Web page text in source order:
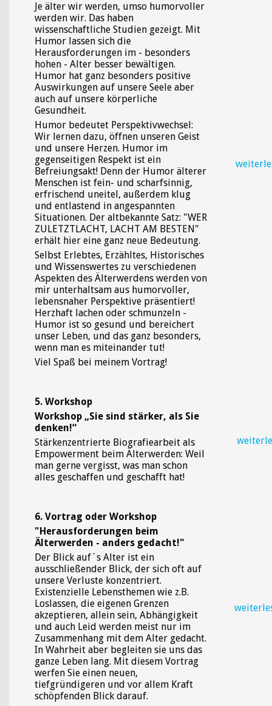
Je älter wir werden, umso humorvoller
werden wir. Das haben
wissenschaftliche Studien gezeigt. Mit
Humor lassen sich die
Herausforderungen im - besonders
hohen - Alter besser bewältigen.
Humor hat ganz besonders positive
Auswirkungen auf unsere Seele aber
auch auf unsere körperliche
Gesundheit.
Humor bedeutet Perspektivwechsel:
Wir lernen dazu, öffnen unseren Geist
und unsere Herzen. Humor im
gegenseitigen Respekt ist ein
Befreiungsakt! Denn der Humor älterer
Menschen ist fein- und scharfsinnig,
erfrischend uneitel, außerdem klug
und entlastend in angespannten
Situationen. Der altbekannte Satz: "WER
ZULETZTLACHT, LACHT AM BESTEN"
erhält hier eine ganz neue Bedeutung.
Selbst Erlebtes, Erzähltes, Historisches
und Wissenswertes zu verschiedenen
Aspekten des Älterwerdens werden von
mir unterhaltsam aus humorvoller,
lebensnaher Perspektive präsentiert!
Herzhaft lachen oder schmunzeln -
Humor ist so gesund und bereichert
unser Leben, und das ganz besonders,
wenn man es miteinander tut!
Viel Spaß bei meinem Vortrag!
5. Workshop
Workshop „Sie sind stärker, als Sie
denken!“
Stärkenzentrierte Biografiearbeit als
Empowerment beim Älterwerden: Weil
man gerne vergisst, was man schon
alles geschaffen und geschafft hat!
6. Vortrag oder Workshop
"Herausforderungen beim
Älterwerden - anders gedacht!"
Der Blick auf´s Alter ist ein
ausschließender Blick, der sich oft auf
unsere Verluste konzentriert.
Existenzielle Lebensthemen wie z.B.
Loslassen, die eigenen Grenzen
akzeptieren, allein sein, Abhängigkeit
und auch Leid werden meist nur im
Zusammenhang mit dem Alter gedacht.
In Wahrheit aber begleiten sie uns das
ganze Leben lang. Mit diesem Vortrag
werfen Sie einen neuen,
tiefgründigeren und vor allem Kraft
schöpfenden Blick darauf.